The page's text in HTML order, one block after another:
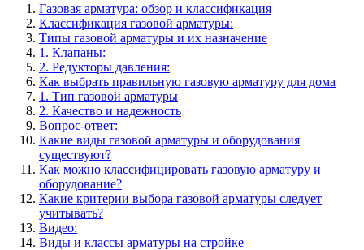
Газовая арматура: обзор и классификация
Классификация газовой арматуры:
Типы газовой арматуры и их назначение
1. Клапаны:
2. Редукторы давления:
Как выбрать правильную газовую арматуру для дома
1. Тип газовой арматуры
2. Качество и надежность
Вопрос-ответ:
Какие виды газовой арматуры и оборудования
существуют?
Как можно классифицировать газовую арматуру и
оборудование?
Какие критерии выбора газовой арматуры следует
учитывать?
Видео:
Виды и классы арматуры на стройке